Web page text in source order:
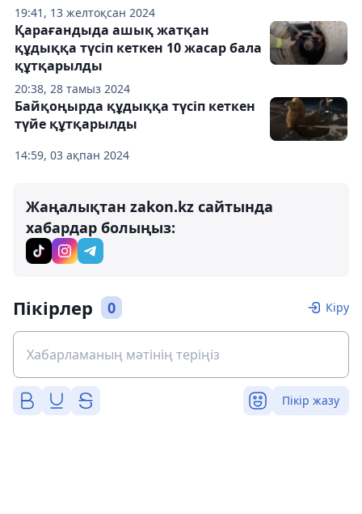
19:41, 13 желтоқсан 2024
20:38, 28 тамыз 2024
Қарағандыда ашық жатқан
құдыққа түсіп кеткен 10 жасар бала
құтқарылды
14:59, 03 ақпан 2024
Байқоңырда құдыққа түсіп кеткен
түйе құтқарылды
Жаңалықтан zakon.kz сайтында
хабардар болыңыз:
Пікірлер 0 Кіру
Пікір жазу